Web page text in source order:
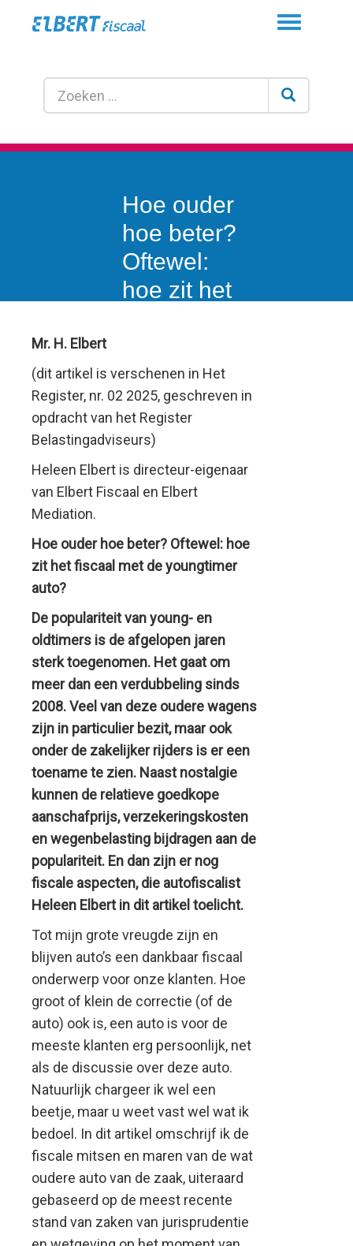
Toggle
Hoe ouder
hoe beter?
Oftewel:
hoe zit het
youngtimer
auto?
Mr. H. Elbert
(dit artikel is verschenen in Het
Register, nr. 02 2025, geschreven in
opdracht van het Register
Belastingadviseurs)
Heleen Elbert is directeur-eigenaar
van Elbert Fiscaal en Elbert
Mediation.
Hoe ouder hoe beter? Oftewel: hoe
zit het fiscaal met de youngtimer
auto?
De populariteit van young- en
oldtimers is de afgelopen jaren
sterk toegenomen. Het gaat om
meer dan een verdubbeling sinds
2008. Veel van deze oudere wagens
zijn in particulier bezit, maar ook
onder de zakelijker rijders is er een
toename te zien. Naast nostalgie
kunnen de relatieve goedkope
aanschafprijs, verzekeringskosten
en wegenbelasting bijdragen aan de
populariteit. En dan zijn er nog
fiscale aspecten, die autofiscalist
Heleen Elbert in dit artikel toelicht.
Tot mijn grote vreugde zijn en
blijven auto’s een dankbaar fiscaal
onderwerp voor onze klanten. Hoe
groot of klein de correctie (of de
auto) ook is, een auto is voor de
meeste klanten erg persoonlijk, net
als de discussie over deze auto.
Natuurlijk chargeer ik wel een
beetje, maar u weet vast wel wat ik
bedoel. In dit artikel omschrijf ik de
fiscale mitsen en maren van de wat
oudere auto van de zaak, uiteraard
gebaseerd op de meest recente
stand van zaken van jurisprudentie